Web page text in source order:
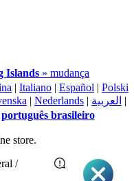
Islands » mudança
| Italiano | Español | Polski
| Nederlands | العربية |
português brasileiro
store.
/